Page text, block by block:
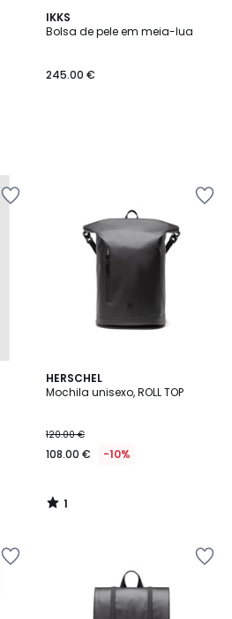
IKKS
Bolsa de pele em meia-lua
245.00 €
HERSCHEL
Mochila unisexo, ROLL TOP
120.00 €
108.00 € -10%
1
/
1
/